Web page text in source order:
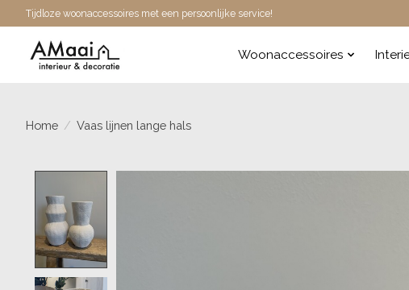
Tijdloze woonaccessoires met een persoonlijke service!
Woonaccessoires
Home / Vaas lijnen lange hals